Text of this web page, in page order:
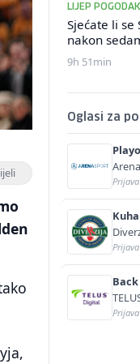
LIJEP POGODAK
Sjećate li se
nakon
9h 51min
Oglasi za
(m/f)